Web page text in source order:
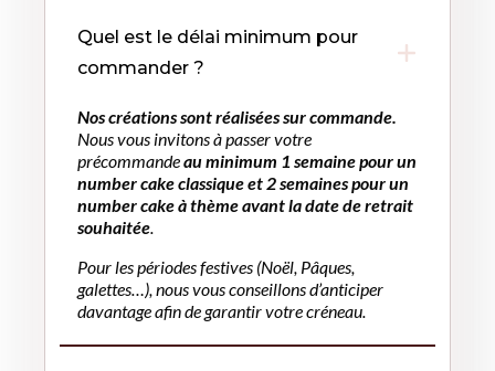
Quel est le délai minimum pour
commander ?
Nos créations sont réalisées sur commande.
Nous vous invitons à passer votre
précommandeau minimum 1 semaine pour un
number cake classique et 2 semaines pour un
number cake à thème avant la date de retrait
souhaitée
Pour les périodes festives (Noël, Pâques,
galettes…), nous vous conseillons d’anticiper
davantage afin de garantir votre créneau.